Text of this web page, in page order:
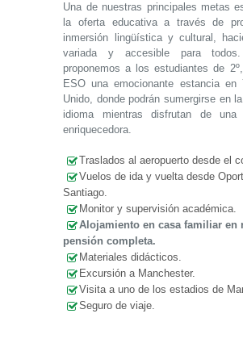
Una de nuestras principales metas
la oferta educativa a través de
inmersión lingüística y cultural,
variada y accesible para
proponemos a los estudiantes de
ESO una emocionante estancia en
Unido, donde podrán sumergirse en
idioma mientras disfrutan de una
enriquecedora.
Traslados al aeropuerto desde el
Vuelos de ida y vuelta desde
Santiago.
Monitor y supervisión académica.
Alojamiento en casa familiar en
pensión completa.
Materiales didácticos.
Excursión a Manchester.
Visita a uno de los estadios de
Seguro de viaje.